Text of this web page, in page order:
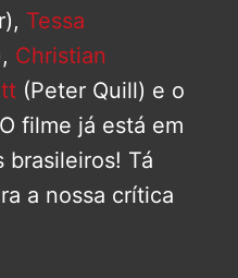
Tessa
Christian
(Peter Quill) e o
filme já está em
brasileiros! Tá
a nossa crítica